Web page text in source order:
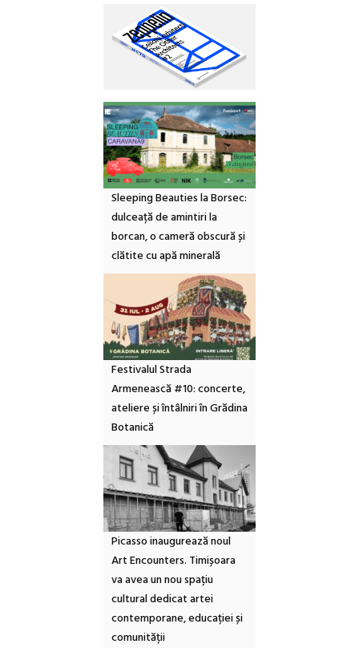
Sleeping Beauties la Borsec:
dulceață de amintiri la
borcan, o cameră obscură și
clătite cu apă minerală
Festivalul Strada
Armenească #10: concerte,
ateliere și întâlniri în Grădina
Botanică
Picasso inaugurează noul
Art Encounters. Timișoara
va avea un nou spațiu
cultural dedicat artei
contemporane, educației și
comunității